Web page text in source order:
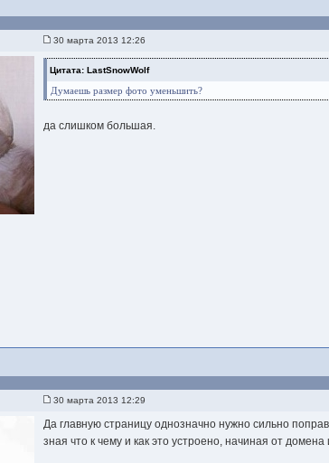
30 марта 2013 12:26
Цитата: LastSnowWolf
Думаешь размер фото уменьшить?
да слишком большая.
30 марта 2013 12:29
Да главную страницу однозначно нужно сильно
зная что к чему и как это устроено, начиная от